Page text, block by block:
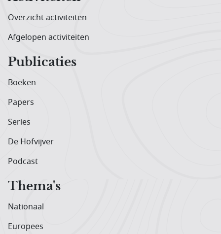
Overzicht activiteiten
Afgelopen activiteiten
Publicaties
Boeken
Papers
Series
De Hofvijver
Podcast
Thema's
Nationaal
Europees